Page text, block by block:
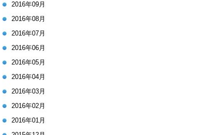
2016年09月
2016年08月
2016年07月
2016年06月
2016年05月
2016年04月
2016年03月
2016年02月
2016年01月